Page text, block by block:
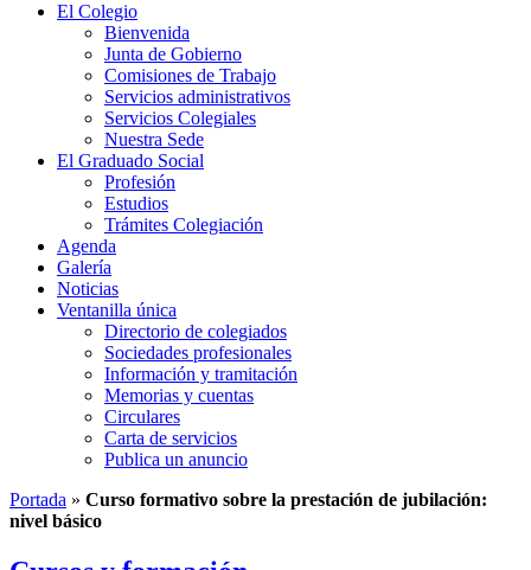
El Colegio
Bienvenida
Junta de Gobierno
Comisiones de Trabajo
Servicios administrativos
Servicios Colegiales
Nuestra Sede
El Graduado Social
Profesión
Estudios
Trámites Colegiación
Agenda
Galería
Noticias
Ventanilla única
Directorio de colegiados
Sociedades profesionales
Información y tramitación
Memorias y cuentas
Circulares
Carta de servicios
Publica un anuncio
Portada » Curso formativo sobre la prestación de jubilación:
nivel básico